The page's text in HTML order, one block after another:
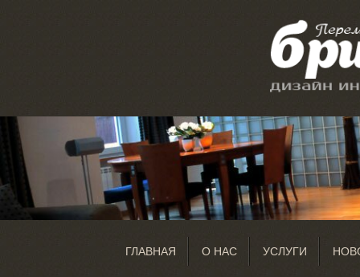
ГЛАВНАЯ О НАС УСЛУГИ